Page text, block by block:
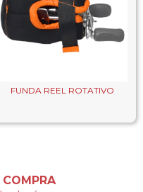
FUNDA REEL ROTATIVO